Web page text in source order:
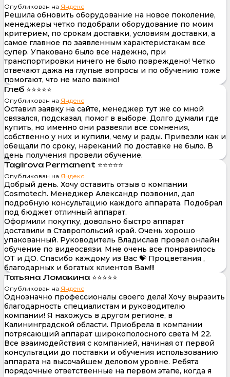
Опубликован на Яндекс
Решила обновить оборудование на новое поколение,
менеджеры четко подобрали оборудование по моим
критерием, по срокам доставки, условиям доставки, а
самое главное по заявленным характеристакам все
супер. Упаковано было все надежно, при
транспортировки ничего не было повреждено! Четко
отвечают дажа на глупые вопросы и по обучению тоже
помогают, что не мало важно!
Глеб ⭐⭐⭐⭐⭐
Опубликован на Яндекс
Оставил заявку на сайте, менеджер тут же со мной
связался, подсказал, помог в выборе. Долго думали где
купить, но именно они развеяли все сомнения,
собственно у них и купили, чему и рады. Привезли как и
обещали по сроку, нареканий по доставке не было. В
день получения провели обучение.
Tagirova Permanent ⭐⭐⭐⭐⭐
Опубликован на Яндекс
Добрый день. Хочу оставить отзыв о компании
Cosmotech. Менеджер Александр позвонил, дал
подробную консультацию каждого аппарата. Подобрал
под бюджет отличный аппарат.
Оформили покупку, довольно быстро аппарат
доставили в Ставропольсий край. Очень хорошо
упакованный. Руководитель Владислав провел онлайн
обучение по видеосвязи. Мне очень все понравилось
ОТ и ДО. Спасибо каждому из Вас 💝 Процветания ,
благодарных и богатых клиентов Вам!!!
Татьяна Ломакина ⭐⭐⭐⭐⭐
Опубликован на Яндекс
Однозначно профессионалы своего дела! Хочу выразить
благодарность специалистам и руководителю
компании! Я нахожусь в другом регионе, в
Калининградской области. Приобрела в компании
потрясающий аппарат широкополосного света М 22.
Все взаимодействия с компанией, начиная от первой
консультации до поставки и обучения использованию
аппарата на высочайшем деловом уровне. Ребята
порядочные ответственные на первом этапе, когда я